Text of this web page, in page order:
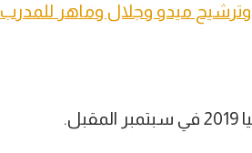
وترشيح ميدو وجلال وماهر للمدرب